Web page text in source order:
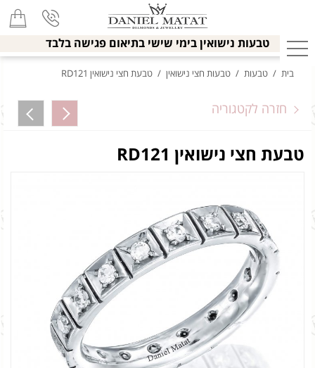
טבעות נישואין בימי שישי בתיאום פגישה בלבד
בית / טבעות / טבעות חצי נישואין / טבעת חצי נישואין RD121
חזרה לקטגוריה
טבעת חצי נישואין RD121